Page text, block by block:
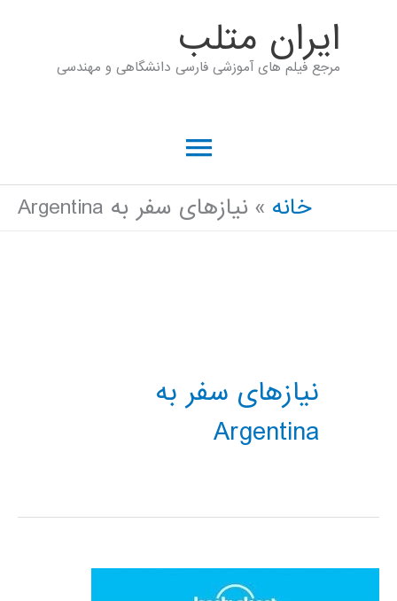
ايران متلب
مرجع فیلم های آموزشی فارسی دانشگاهی و مهندسی
فهرست
اصلی
خانه نیازهای سفر به Argentina
نیازهای سفر به
Argentina